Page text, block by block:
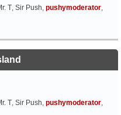
T, Sir Push, pushymoderator,
T, Sir Push, pushymoderator,